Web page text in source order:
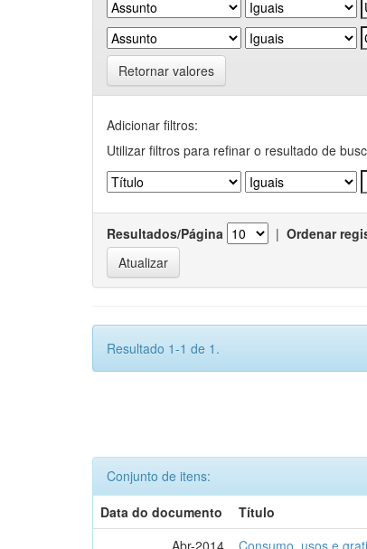
Retornar valores
Adicionar filtros:
Utilizar filtros para refinar o resultado de
Resultados/Página | Ordenar
Resultado 1-1 de 1.
Conjunto de itens:
Data do documento
Título
Abr-2014
Consumo, usos e